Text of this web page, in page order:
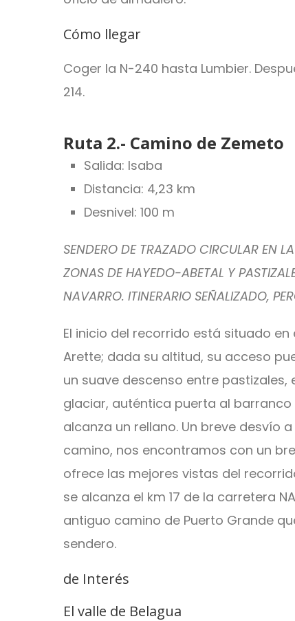
Cómo llegar
Coger la N-240 hasta Lumbier.
214.
Ruta 2.- Camino de Zemeto
Salida: Isaba
Distancia: 4,23 km
Desnivel: 100 m
SENDERO DE TRAZADO CIRCULAR EN
ZONAS DE HAYEDO-ABETAL Y
NAVARRO. ITINERARIO SEÑALIZADO,
El inicio del recorrido está situado
Arette; dada su altitud, su acceso
un suave descenso entre
glaciar, auténtica puerta al
alcanza un rellano. Un breve desvío
camino, nos encontramos con un
ofrece las mejores vistas del
se alcanza el km 17 de la carretera
antiguo camino de Puerto Grande
sendero.
de Interés
El valle de Belagua